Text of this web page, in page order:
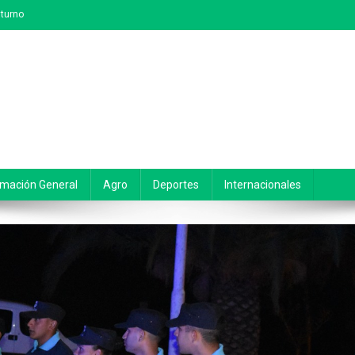
General Agro Deportes Internacionales